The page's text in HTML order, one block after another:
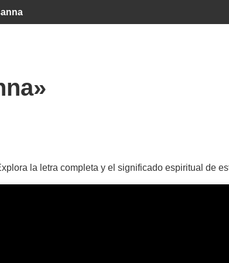
la letra completa y el significado espiritual de